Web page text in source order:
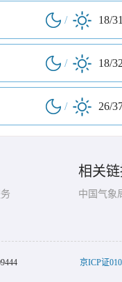
/ 18/
/ 18/
/ 26/
相关
中国气象
京ICP证